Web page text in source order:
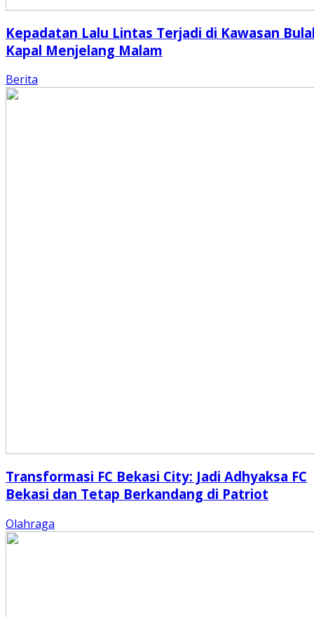
Kepadatan Lalu Lintas Terjadi di Kawasan
Kapal Menjelang Malam
Berita
Transformasi FC Bekasi City: Jadi Adhyaksa FC
Bekasi dan Tetap Berkandang di Patriot
Olahraga